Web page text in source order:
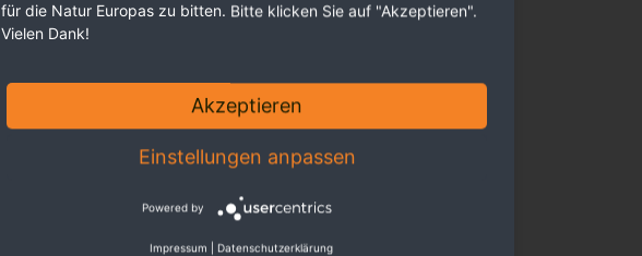
für die Natur Europas zu bitten. Bitte klicken Sie auf "Akzeptieren".
Vielen Dank!
Akzeptieren
Einstellungen anpassen
Powered by
Impressum Datenschutzerklärung